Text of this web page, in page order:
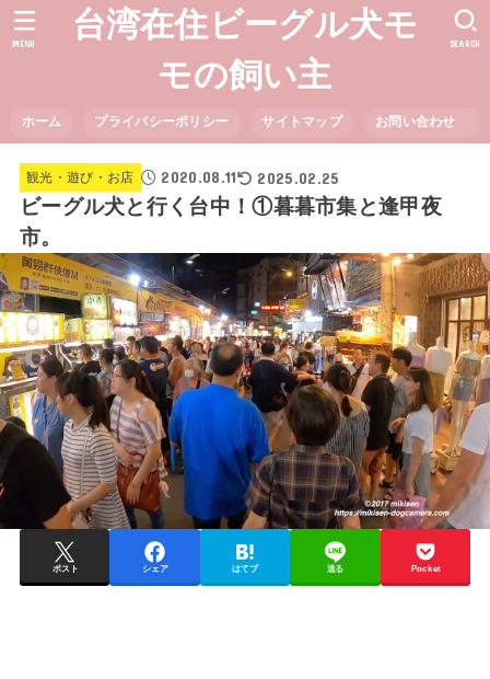
台湾在住ビーグル犬モ
モの飼い主
ホーム プライバシーポリシー サイトマップ お問い合わせ
SEARCH
MENU
観光・遊び・お店 2020.08.11 2025.02.25
ビーグル犬と行く台中！①暮暮市集と逢甲夜
市。
ポスト シェア はてブ 送る Pocket